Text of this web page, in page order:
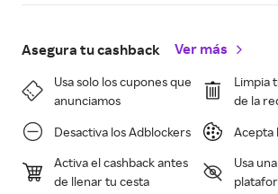
Asegura tu cashback Ver más
Usa solo los cupones que
anunciamos
Limpia
de la
Desactiva los Adblockers Acepta
Activa el cashback antes
de llenar tu cesta
Usa